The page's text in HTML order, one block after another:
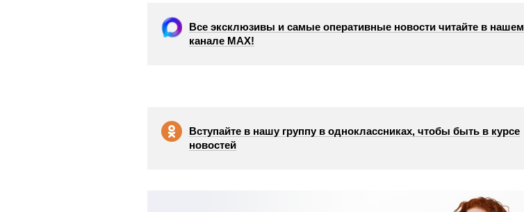
Все эксклюзивы и самые оперативные новости читайте в нашем
канале МАХ!
Вступайте в нашу группу в одноклассниках, чтобы быть в курсе
новостей